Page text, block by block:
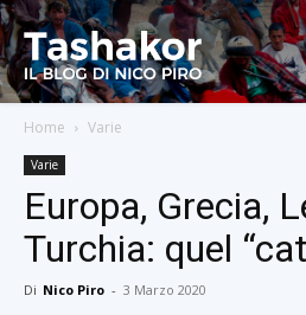
Home Varie
Varie
Europa, Grecia,
Turchia: quel
Di Nico Piro - 3 Marzo 2020